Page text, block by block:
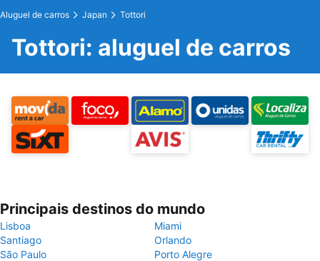
Aluguel de carros Japan Tottori
Tottori: aluguel de carros
Principais destinos do mundo
Lisboa
Miami
Santiago
Orlando
São Paulo
Porto Alegre